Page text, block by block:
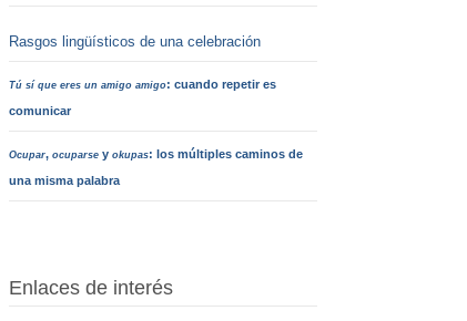
Rasgos lingüísticos de una celebración
Tú sí que eres un amigo amigo: cuando repetir es
comunicar
Ocupar, ocuparsey okupas: los múltiples caminos de
una misma palabra
Enlaces de interés